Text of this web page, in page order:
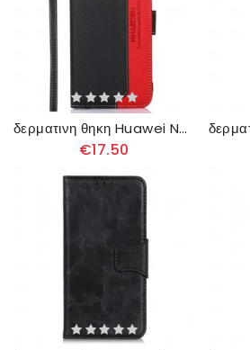
δερματινη θηκη Huawei Nova 9 / Honor 50 Lychee Style Rfid Khazneh
€17.50